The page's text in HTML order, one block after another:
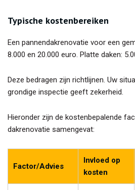
Typische kostenbereiken
Een pannendakrenovatie voor een
8.000 en 20.000 euro. Platte daken:
Deze bedragen zijn richtlijnen. Uw
grondige inspectie geeft zekerheid.
Hieronder zijn de kostenbepalende
dakrenovatie samengevat:
Factor/Advies
Invloed op
kosten